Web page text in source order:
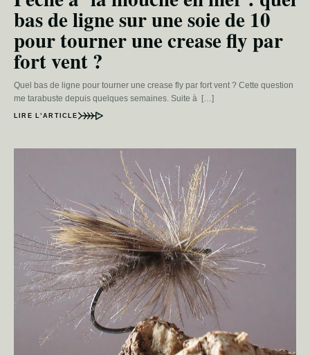
bas de ligne sur une soie de 10
pour tourner une crease fly par
fort vent ?
Quel bas de ligne pour tourner une crease fly par fort vent ? Cette question
me tarabuste depuis quelques semaines. Suite à […]
LIRE L’ARTICLE